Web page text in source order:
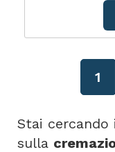
1
Stai cercando
sulla